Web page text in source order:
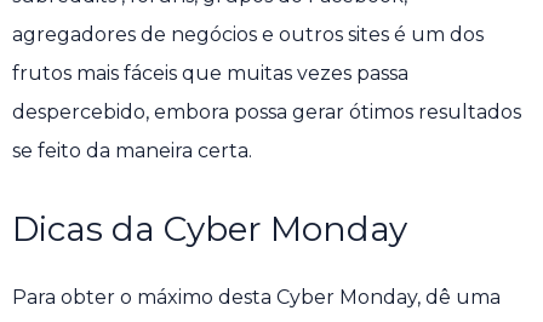
agregadores de negócios e outros sites é um dos
frutos mais fáceis que muitas vezes passa
despercebido, embora possa gerar ótimos resultados
se feito da maneira certa.
Dicas da Cyber ​​Monday
Para obter o máximo desta Cyber ​​Monday, dê uma